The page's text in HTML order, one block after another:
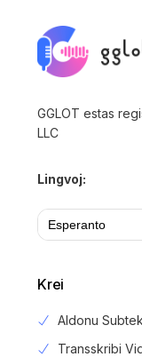
GGLOT estas
LLC
Lingvoj:
Esperanto
Krei
Aldonu
Transskribi